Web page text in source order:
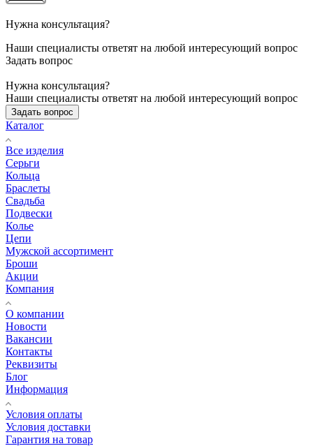
Нужна консультация?
Наши специалисты ответят на любой интересующий вопрос
Задать вопрос
Нужна консультация?
Наши специалисты ответят на любой интересующий вопрос
Задать вопрос
Каталог
Все изделия
Серьги
Кольца
Браслеты
Свадьба
Подвески
Колье
Цепи
Мужской ассортимент
Броши
Акции
Компания
О компании
Новости
Вакансии
Контакты
Реквизиты
Блог
Информация
Условия оплаты
Условия доставки
Гарантия на товар